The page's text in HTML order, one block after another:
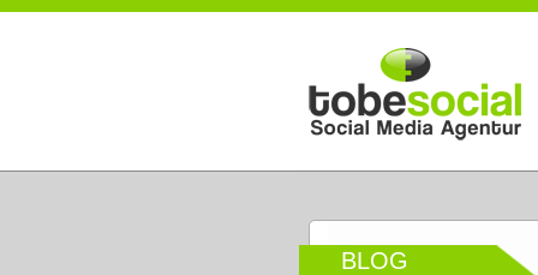
Direkt zum Inhalt
BLOG